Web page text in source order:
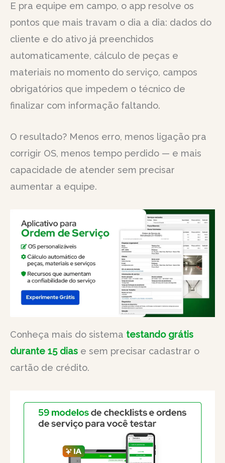
E pra equipe em campo, o app resolve os
pontos que mais travam o dia a dia: dados do
cliente e do ativo já preenchidos
automaticamente, cálculo de peças e
materiais no momento do serviço, campos
obrigatórios que impedem o técnico de
finalizar com informação faltando.
O resultado? Menos erro, menos ligação pra
corrigir OS, menos tempo perdido — e mais
capacidade de atender sem precisar
aumentar a equipe.
Conheça mais do sistema testando grátis
durante 15 dias e sem precisar cadastrar o
cartão de crédito.